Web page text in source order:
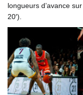
longueurs d’avance
20′).